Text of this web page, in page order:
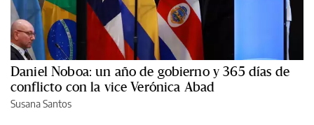
Daniel Noboa: un año de gobierno y 365 días de
conflicto con la vice Verónica Abad
Susana Santos